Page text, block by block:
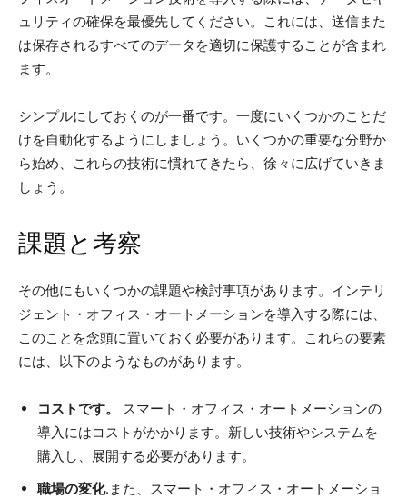
ュリティの確保を最優先してください。これには、送信また
は保存されるすべてのデータを適切に保護することが含まれ
ます。
シンプルにしておくのが一番です。一度にいくつかのことだ
けを自動化するようにしましょう。いくつかの重要な分野か
ら始め、これらの技術に慣れてきたら、徐々に広げていきま
しょう。
課題と考察
その他にもいくつかの課題や検討事項があります。インテリ
ジェント・オフィス・オートメーションを導入する際には、
このことを念頭に置いておく必要があります。これらの要素
には、以下のようなものがあります。
コストです。
スマート・オフィス・オートメーションの
導入にはコストがかかります。新しい技術やシステムを
購入し、展開する必要があります。
職場の変化.また、スマート・オフィス・オートメーショ